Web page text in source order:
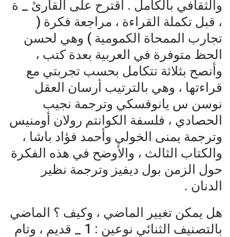
والثقافي بالكامل . أقترح على القارئ _ ة
، قبل تكملة القراءة ، مراجعة فكرة (
تجارب الممحاة الكمومية ) وهي لحسن
الحظ متوفرة في العربية بعدة كتب ،
وأنصح بثلاثة تتكامل بحسب تجربتي مع
قراءتها ، وهي بالترتيب أرسان العقل
نوسن س يانوفسكي وترجمة نجيب
الحصادي ، فلسفة الكوانتم رولان أومنيس
وترجمة يمنى الخولي وأحمد فؤاد باشا ،
والكتاب الثالث ، والأوضح في هذه الفكرة
حول الزمن بول ديفيز وترجمة نظير
الدنان .
هل يمكن تغيير الماضي ، وكيف ؟ الماضي
بالتصنيف الثنائي نوعين : 1 _ قديم ، وتام